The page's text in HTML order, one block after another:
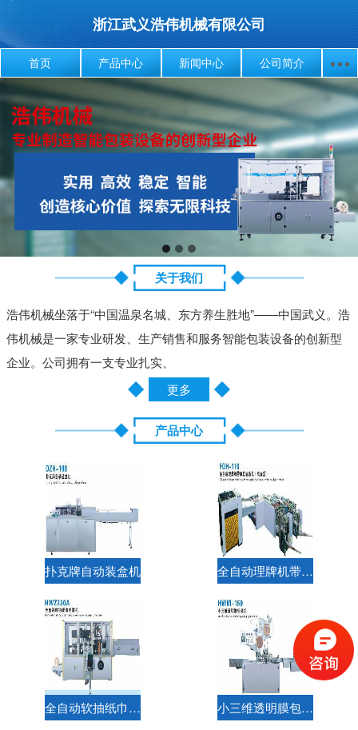
浙江武义浩伟机械有限公司
首页 产品中心 新闻中心 公司简介
关于我们
浩伟机械坐落于“中国温泉名城、东方养生胜地”——中国武义。浩
伟机械是一家专业研发、生产销售和服务智能包装设备的创新型
企业。公司拥有一支专业扎实、
更多
产品中心
扑克牌自动装盒机 全自动理牌机带两套圆角机（双通道）
全自动软抽纸巾包装机 小三维透明膜包装机